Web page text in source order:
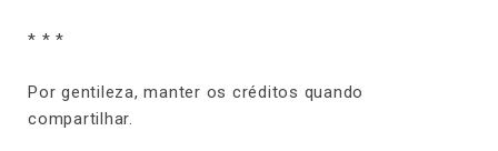
* * *
Por gentileza, manter os créditos quando
compartilhar.